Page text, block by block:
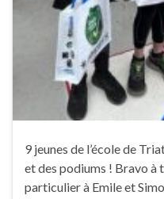
9 jeunes de l’école de
et des podiums ! Bravo à
particulier à Emile et